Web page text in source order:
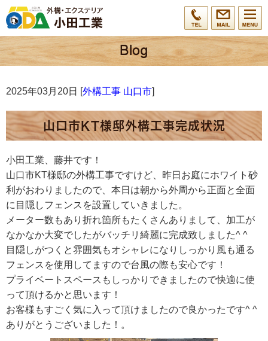
2025年03月20日 [外構工事 山口市]
山口市KT様邸外構工事完成状況
小田工業、藤井です！
山口市KT様邸の外構工事ですけど、昨日お庭にホワイト砂
利がおわりましたので、本日は朝から外周から正面と全面
に目隠しフェンスを設置していきました。
メーター数もあり折れ箇所もたくさんありまして、加工が
なかなか大変でしたがバッチリ綺麗に完成致しました^ ^
目隠しがつくと雰囲気もオシャレになりしっかり風も通る
フェンスを使用してますので台風の際も安心です！
プライベートスペースもしっかりできましたので快適に使
って頂けるかと思います！
お客様もすごく気に入って頂けましたので良かったです^ ^
ありがとうございました！。